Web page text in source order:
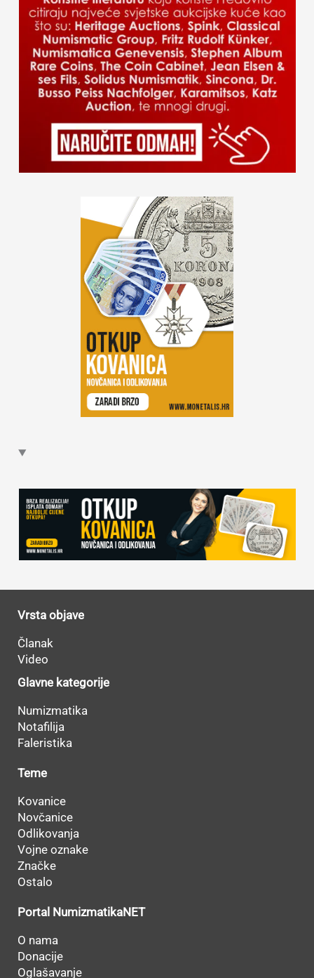
Vrsta objave
Članak
Video
Glavne kategorije
Numizmatika
Notafilija
Faleristika
Teme
Kovanice
Novčanice
Odlikovanja
Vojne oznake
Značke
Ostalo
Portal NumizmatikaNET
O nama
Donacije
Oglašavanje